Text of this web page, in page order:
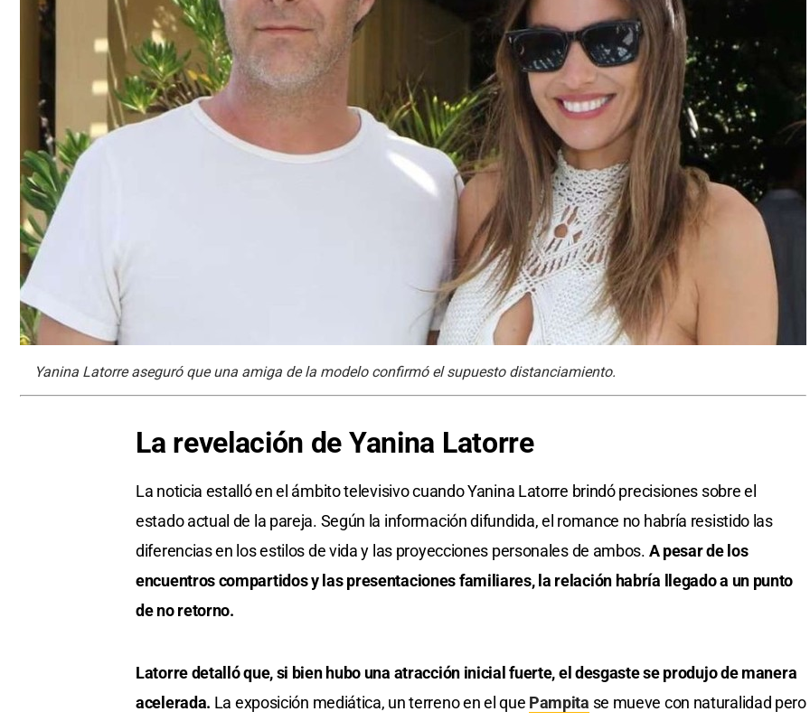
Yanina Latorre aseguró que una amiga de la modelo confirmó el supuesto distanciamiento.
La revelación de Yanina Latorre
La noticia estalló en el ámbito televisivo cuando Yanina Latorre brindó precisiones sobre el
estado actual de la pareja. Según la información difundida, el romance no habría resistido las
diferencias en los estilos de vida y las proyecciones personales de ambos. A pesar de los
encuentros compartidos y las presentaciones familiares, la relación habría llegado a un punto
de no retorno.
Latorre detalló que, si bien hubo una atracción inicial fuerte, el desgaste se produjo de manera
acelerada. La exposición mediática, un terreno en el que Pampita se mueve con naturalidad pero